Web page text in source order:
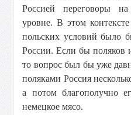
Россией переговоры на
уровне. В этом
польских условий было
России. Если бы поляков
то вопрос был бы уже
поляками Россия
а потом благополучно
немецкое мясо.